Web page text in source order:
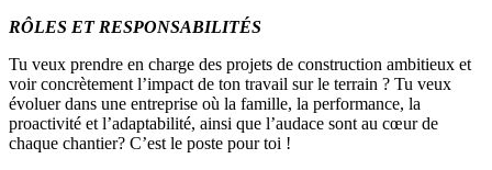
RÔLES ET RESPONSABILITÉS
Tu veux prendre en charge des projets de construction ambitieux et
voir concrètement l’impact de ton travail sur le terrain ? Tu veux
évoluer dans une entreprise où la famille, la performance, la
proactivité et l’adaptabilité, ainsi que l’audace sont au cœur de
chaque chantier? C’est le poste pour toi !